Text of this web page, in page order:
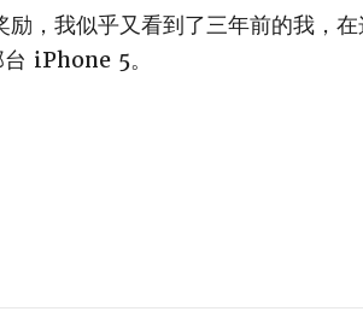
，我似乎又看到了三年前的我，
iPhone 5。